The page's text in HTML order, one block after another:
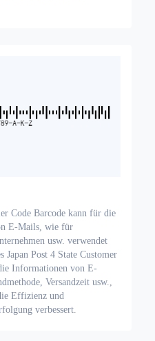
Code Barcode kann für die
E-Mails, wie für
usw. verwendet
Japan Post 4 State Customer
Informationen von E-
Versandzeit usw.,
Effizienz und
verbessert.